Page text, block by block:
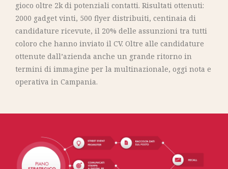
gioco oltre 2k di potenziali contatti. Risultati ottenuti:
2000 gadget vinti, 500 flyer distribuiti, centinaia di
candidature ricevute, il 20% delle assunzioni tra tutti
coloro che hanno inviato il CV. Oltre alle candidature
ottenute dall’azienda anche un grande ritorno in
termini di immagine per la multinazionale, oggi nota e
operativa in Campania.